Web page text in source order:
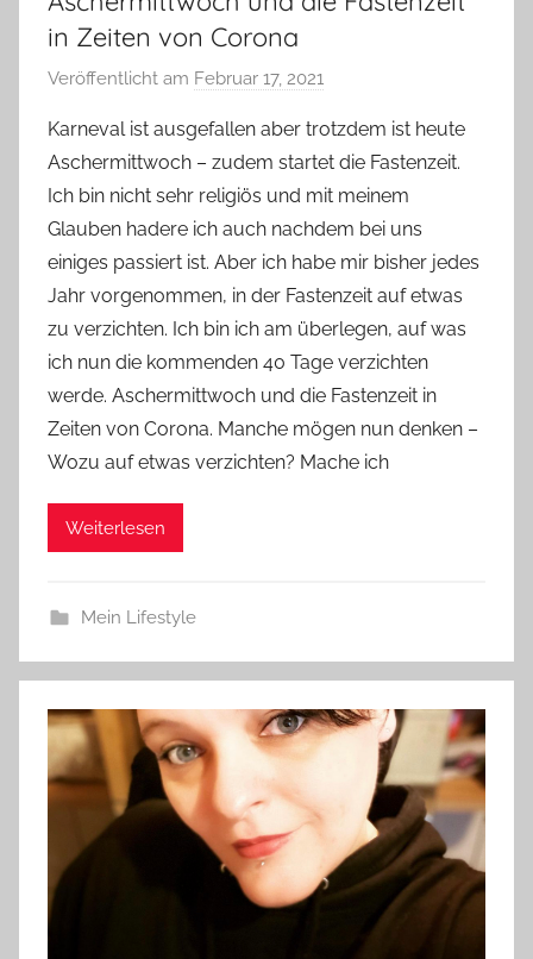
in Zeiten von Corona
Veröffentlicht am Februar 17, 2021
n
Y
v
o
n
n
e
Karneval ist ausgefallen aber trotzdem ist heute
Aschermittwoch – zudem startet die Fastenzeit.
Ich bin nicht sehr religiös und mit meinem
Glauben hadere ich auch nachdem bei uns
einiges passiert ist. Aber ich habe mir bisher jedes
Jahr vorgenommen, in der Fastenzeit auf etwas
zu verzichten. Ich bin ich am überlegen, auf was
ich nun die kommenden 40 Tage verzichten
werde. Aschermittwoch und die Fastenzeit in
Zeiten von Corona. Manche mögen nun denken –
Wozu auf etwas verzichten? Mache ich
Weiterlesen
Mein Lifestyle